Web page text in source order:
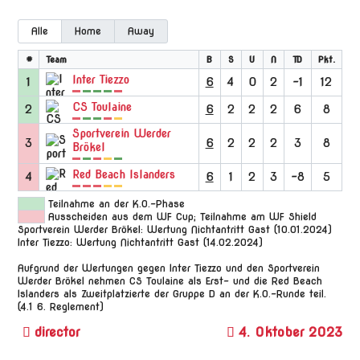
Alle Home Away
# Team B S U N TD Pkt.
1 Inter Tiezzo 6 4 0 2 -1 12
2 CS Toulaine 6 2 2 2 6 8
3
Sportverein Werder
Brökel
6 2 2 2 3 8
4 Red Beach Islanders 6 1 2 3 -8 5
Teilnahme an der K.O.-Phase
Ausscheiden aus dem WF Cup; Teilnahme am WF Shield
Sportverein Werder Brökel: Wertung Nichtantritt Gast (10.01.2024)
Inter Tiezzo: Wertung Nichtantritt Gast (14.02.2024)
Aufgrund der Wertungen gegen Inter Tiezzo und den Sportverein
Werder Brökel nehmen CS Toulaine als Erst- und die Red Beach
Islanders als Zweitplatzierte der Gruppe D an der K.O.-Runde teil.
(4.1 6. Reglement)
4. Oktober 2023